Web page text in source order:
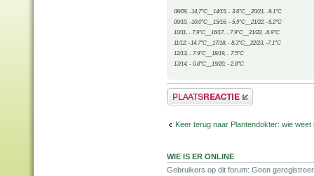
08/09, -14.7°C__14/15, - 3.6°C__20/21, -9.1°C
09/10, -10.0°C__15/16, - 5.9°C__21/22, -5.2°C
10/11, - 7.9°C__16/17, - 7.9°C__21/22, -6.9°C
11/12, -14.7°C__17/18, - 8.3°C__22/23, -7.1°C
12/13, - 7.9°C__18/19, - 7.5°C
13/14, - 0.8°C__19/20, - 2.8°C
Plaats een reactie
Keer terug naar Plantendokter: wie weet
WIE IS ER ONLINE
Gebruikers op dit forum: Geen